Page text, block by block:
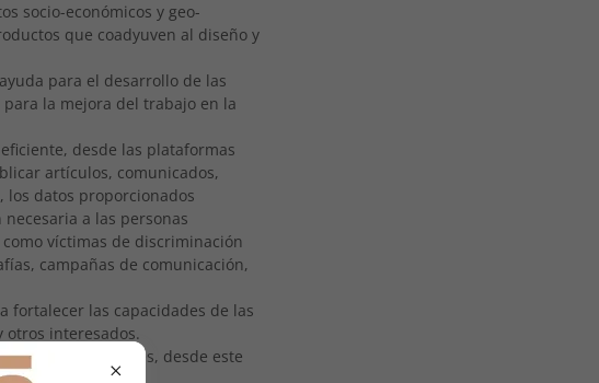
socio-económicos y geo-
que coadyuven al diseño y
para el desarrollo de las
la mejora del trabajo en la
desde las plataformas
artículos, comunicados,
los datos proporcionados
a las personas
víctimas de discriminación
campañas de comunicación,
fortalecer las capacidades de las
otros interesados.
fines adicionales, desde este